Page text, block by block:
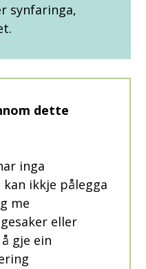
synfaringa,
dette
inga
ikkje pålegga
me
eller
gje ein